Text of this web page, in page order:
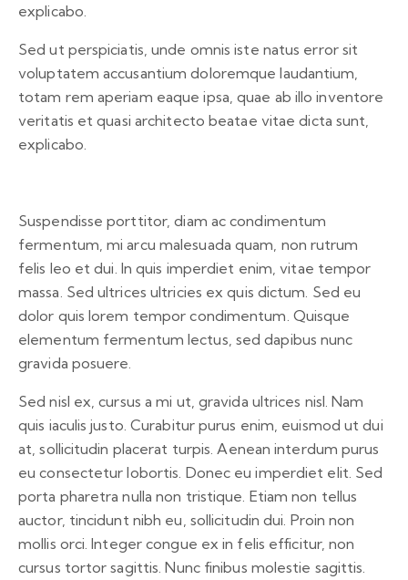
explicabo.
Sed ut perspiciatis, unde omnis iste natus error sit
voluptatem accusantium doloremque laudantium,
totam rem aperiam eaque ipsa, quae ab illo inventore
veritatis et quasi architecto beatae vitae dicta sunt,
explicabo.
Suspendisse porttitor, diam ac condimentum
fermentum, mi arcu malesuada quam, non rutrum
felis leo et dui. In quis imperdiet enim, vitae tempor
massa. Sed ultrices ultricies ex quis dictum. Sed eu
dolor quis lorem tempor condimentum. Quisque
elementum fermentum lectus, sed dapibus nunc
gravida posuere.
Sed nisl ex, cursus a mi ut, gravida ultrices nisl. Nam
quis iaculis justo. Curabitur purus enim, euismod ut dui
at, sollicitudin placerat turpis. Aenean interdum purus
eu consectetur lobortis. Donec eu imperdiet elit. Sed
porta pharetra nulla non tristique. Etiam non tellus
auctor, tincidunt nibh eu, sollicitudin dui. Proin non
mollis orci. Integer congue ex in felis efficitur, non
cursus tortor sagittis. Nunc finibus molestie sagittis.